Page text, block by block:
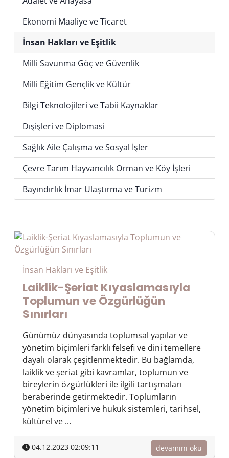
Ekonomi Maaliye ve Ticaret
İnsan Hakları ve Eşitlik
Milli Savunma Göç ve Güvenlik
Milli Eğitim Gençlik ve Kültür
Bilgi Teknolojileri ve Tabii Kaynaklar
Dışişleri ve Diplomasi
Sağlık Aile Çalışma ve Sosyal İşler
Çevre Tarım Hayvancılık Orman ve Köy İşleri
Bayındırlık İmar Ulaştırma ve Turizm
İnsan Hakları ve Eşitlik
Laiklik-Şeriat Kıyaslamasıyla
Toplumun ve Özgürlüğün
Sınırları
Günümüz dünyasında toplumsal yapılar ve
yönetim biçimleri farklı felsefi ve dini temellere
dayalı olarak çeşitlenmektedir. Bu bağlamda,
laiklik ve şeriat gibi kavramlar, toplumun ve
bireylerin özgürlükleri ile ilgili tartışmaları
beraberinde getirmektedir. Toplumların
yönetim biçimleri ve hukuk sistemleri, tarihsel,
kültürel ve ...
04.12.2023 02:09:11 devamını oku